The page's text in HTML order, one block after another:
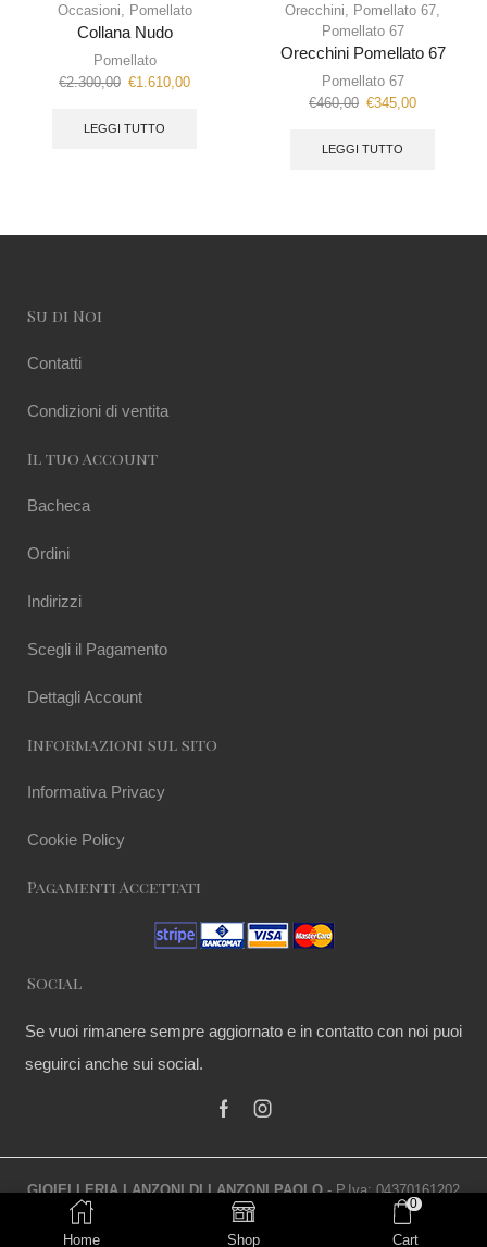
Occasioni, Pomellato
Collana Nudo
Pomellato
€2.300,00 €1.610,00
LEGGI TUTTO
Orecchini, Pomellato 67,
Pomellato 67
Orecchini Pomellato 67
Pomellato 67
€460,00 €345,00
LEGGI TUTTO
Su di Noi
Contatti
Condizioni di ventita
Il tuo Account
Bacheca
Ordini
Indirizzi
Scegli il Pagamento
Dettagli Account
Informazioni sul sito
Informativa Privacy
Cookie Policy
Pagamenti Accettati
Social
Se vuoi rimanere sempre aggiornato e in contatto con noi puoi
seguirci anche sui social.
GIOIELLERIA LANZONI DI LANZONI PAOLO- P.Iva: 04370161202
© Copyright 2020
Home Shop
0
Cart